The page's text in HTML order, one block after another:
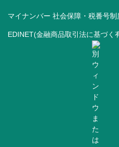
マイナンバー 社会保障・税番号
EDINET(金融商品取引法に基づく